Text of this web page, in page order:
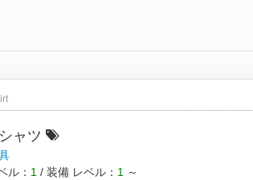
ャツ
ル： 1 / 装備 レベル： 1 ～